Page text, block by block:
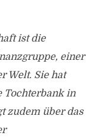
ist die
einer
Welt. Sie hat
Tochterbank in
zudem über das